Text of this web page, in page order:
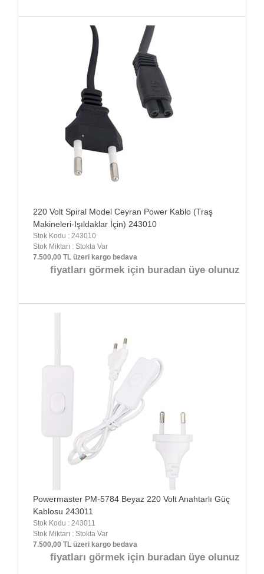
220 Volt Spiral Model Ceyran Power Kablo (Traş
Makineleri-Işıldaklar İçin) 243010
Stok Kodu : 243010
Stok Miktarı : Stokta Var
7.500,00 TL üzeri kargo bedava
fiyatları görmek için buradan üye olunuz
Powermaster PM-5784 Beyaz 220 Volt Anahtarlı Güç
Kablosu 243011
Stok Kodu : 243011
Stok Miktarı : Stokta Var
7.500,00 TL üzeri kargo bedava
fiyatları görmek için buradan üye olunuz